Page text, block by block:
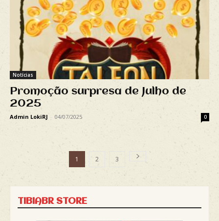
Notícias
Promoção surpresa de Julho de
2025
Admin LokiRJ - 04/07/2025 0
1 2 3
TIBIABR STORE